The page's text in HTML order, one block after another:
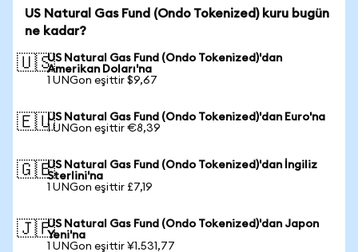
US Natural Gas Fund (Ondo Tokenized) kuru bugün
ne kadar?
🇺🇸US Natural Gas Fund (Ondo Tokenized)'dan
Amerikan Doları'na
1 UNGon eşittir $9,67
🇪🇺US Natural Gas Fund (Ondo Tokenized)'dan Euro'na
1 UNGon eşittir €8,39
🇬🇧US Natural Gas Fund (Ondo Tokenized)'dan İngiliz
Sterlini'na
1 UNGon eşittir £7,19
🇯🇵US Natural Gas Fund (Ondo Tokenized)'dan Japon
Yeni'na
1 UNGon eşittir ¥1.531,77